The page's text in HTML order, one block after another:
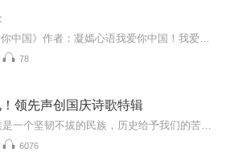
78
领先声创国庆诗歌特辑
6076